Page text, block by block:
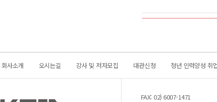
회사소개 오시는길 강사 및 저자모집 대관신청 청년 인력양성 취
FAX: 02) 6007-1471